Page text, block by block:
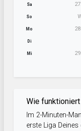
Sa
So
Mo
Di
Mi
Wie
Im 2-Minuten-
erste Liga